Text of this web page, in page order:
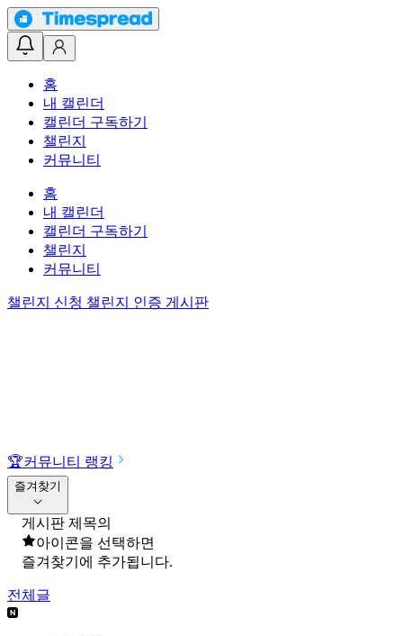
홈
내 캘린더
캘린더 구독하기
챌린지
커뮤니티
홈
내 캘린더
캘린더 구독하기
챌린지
커뮤니티
챌린지 신청 챌린지 인증 게시판
🏆커뮤니티 랭킹
즐겨찾기
게시판 제목의
아이콘을 선택하면
즐겨찾기에 추가됩니다.
전체글